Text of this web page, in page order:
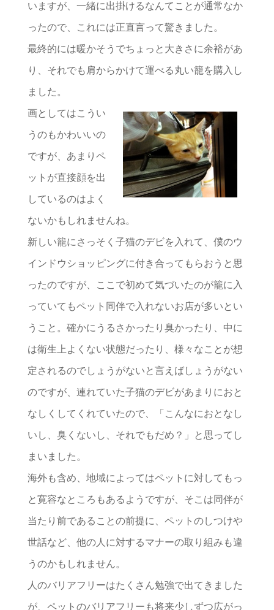
いますが、一緒に出掛けるなんてことが通常なか
ったので、これには正直言って驚きました。
最終的には暖かそうでちょっと大きさに余裕があ
り、それでも肩からかけて運べる丸い籠を購入し
ました。
画としてはこうい
うのもかわいいの
ですが、あまりペ
ットが直接顔を出
しているのはよく
ないかもしれませんね。
新しい籠にさっそく子猫のデビを入れて、僕のウ
インドウショッピングに付き合ってもらおうと思
ったのですが、ここで初めて気づいたのが籠に入
っていてもペット同伴で入れないお店が多いとい
うこと。確かにうるさかったり臭かったり、中に
は衛生上よくない状態だったり、様々なことが想
定されるのでしょうがないと言えばしょうがない
のですが、連れていた子猫のデビがあまりにおと
なしくしてくれていたので、「こんなにおとなし
いし、臭くないし、それでもだめ？」と思ってし
まいました。
海外も含め、地域によってはペットに対してもっ
と寛容なところもあるようですが、そこは同伴が
当たり前であることの前提に、ペットのしつけや
世話など、他の人に対するマナーの取り組みも違
うのかもしれません。
人のバリアフリーはたくさん勉強で出てきました
が、ペットのバリアフリーも将来少しずつ広がっ